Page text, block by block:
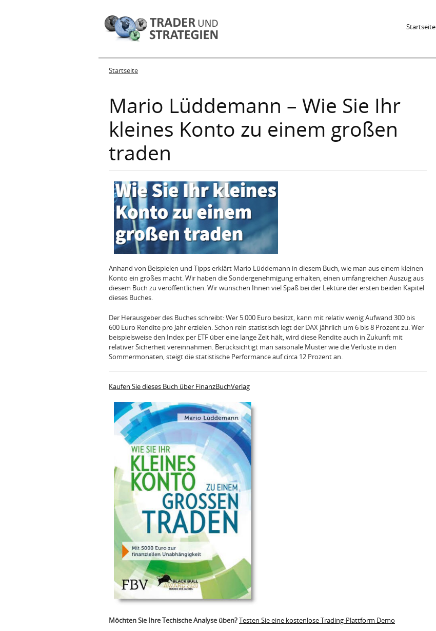
Startseite
Sie sind hier
Startseite
Mario Lüddemann – Wie Sie Ihr
kleines Konto zu einem großen
traden
Anhand von Beispielen und Tipps erklärt Mario Lüddemann in diesem Buch, wie man aus einem kleinen
Konto ein großes macht. Wir haben die Sondergenehmigung erhalten, einen umfangreichen Auszug aus
diesem Buch zu veröffentlichen. Wir wünschen Ihnen viel Spaß bei der Lektüre der ersten beiden Kapitel
dieses Buches.
Der Herausgeber des Buches schreibt: Wer 5.000 Euro besitzt, kann mit relativ wenig Aufwand 300 bis
600 Euro Rendite pro Jahr erzielen. Schon rein statistisch legt der DAX jährlich um 6 bis 8 Prozent zu. Wer
beispielsweise den Index per ETF über eine lange Zeit hält, wird diese Rendite auch in Zukunft mit
relativer Sicherheit vereinnahmen. Berücksichtigt man saisonale Muster wie die Verluste in den
Sommermonaten, steigt die statistische Performance auf circa 12 Prozent an.
Kaufen Sie dieses Buch über FinanzBuchVerlag
Möchten Sie Ihre Techische Analyse üben?Testen Sie eine kostenlose Trading-Plattform Demo